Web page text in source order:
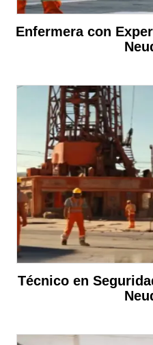
Enfermera con
Técnico en